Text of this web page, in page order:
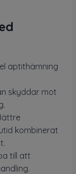
aptithämning
skyddar mot
kombinerat
till att